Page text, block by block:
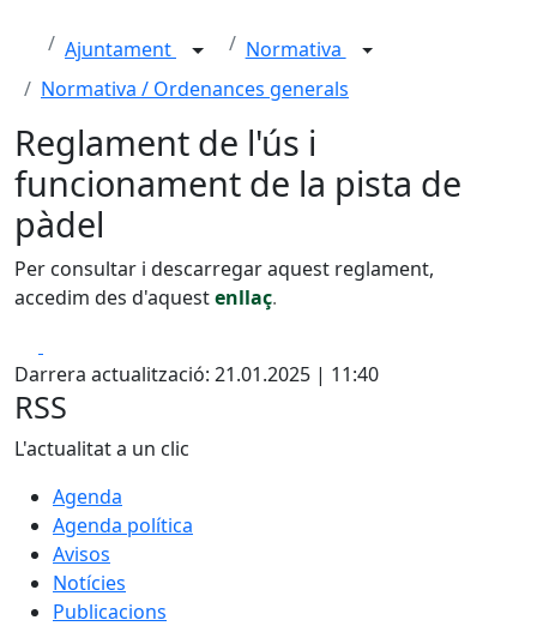
Ajuntament
Normativa
Normativa / Ordenances generals
Reglament de l'ús i
funcionament de la pista de
pàdel
Per consultar i descarregar aquest reglament,
accedim des d'aquestenllaç.
Darrera actualització: 21.01.2025 | 11:40
RSS
L'actualitat a un clic
Agenda
Agenda política
Avisos
Notícies
Publicacions